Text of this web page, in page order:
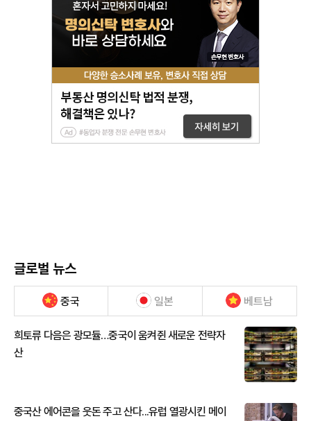
글로벌 뉴스
중국 일본 베트남
희토류 다음은 광모듈…중국이 움켜쥔 새로운 전략자
산
중국산 에어콘을 웃돈 주고 산다...유럽 열광시킨 메이